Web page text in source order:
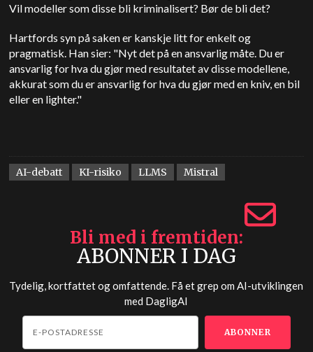
Vil modeller som disse bli kriminalisert? Bør de bli det?
Hartfords syn på saken er kanskje litt for enkelt og
pragmatisk. Han sier: "Nyt det på en ansvarlig måte. Du er
ansvarlig for hva du gjør med resultatet av disse modellene,
akkurat som du er ansvarlig for hva du gjør med en kniv, en bil
eller en lighter."
AI-debatt KI-risiko LLMS Mistral
Bli med i fremtiden
ABONNER I DAG
Tydelig, kortfattet og omfattende. Få et grep om AI-utviklingen
med DagligAI